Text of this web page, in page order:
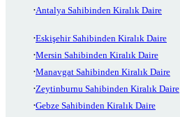
Antalya Sahibinden Kiralık Daire
Eskişehir Sahibinden Kiralık Daire
Mersin Sahibinden Kiralık Daire
Manavgat Sahibinden Kiralık Daire
Zeytinburnu Sahibinden Kiralık Daire
Gebze Sahibinden Kiralık Daire